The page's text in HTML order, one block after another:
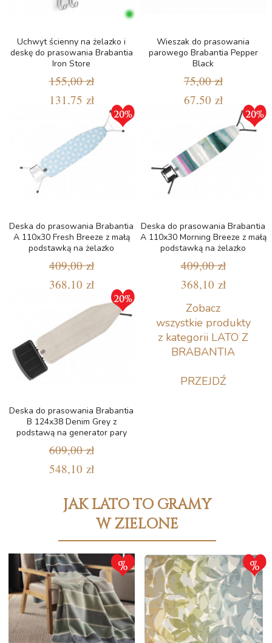
Uchwyt ścienny na żelazko i
deskę do prasowania Brabantia
Iron Store
155,00 zł
131,75 zł
Wieszak do prasowania
parowego Brabantia Pepper
Black
75,00 zł
67,50 zł
Deska do prasowania Brabantia
A 110x30 Fresh Breeze z małą
podstawką na żelazko
409,00 zł
368,10 zł
Deska do prasowania Brabantia
A 110x30 Morning Breeze z małą
podstawką na żelazko
409,00 zł
368,10 zł
Deska do prasowania Brabantia
B 124x38 Denim Grey z
podstawą na generator pary
609,00 zł
548,10 zł
Zobacz
wszystkie produkty
z kategorii LATO Z
BRABANTIA
PRZEJDŹ
JAK LATO TO GRAMY
W ZIELONE